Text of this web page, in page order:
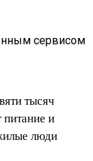
сервисом
тысяч
питание и
люди